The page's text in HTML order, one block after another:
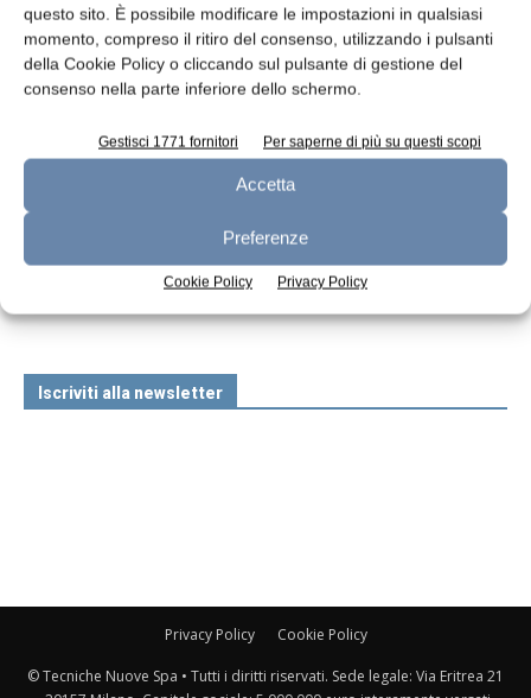
questo sito. È possibile modificare le impostazioni in qualsiasi
momento, compreso il ritiro del consenso, utilizzando i pulsanti
della Cookie Policy o cliccando sul pulsante di gestione del
consenso nella parte inferiore dello schermo.
Gestisci 1771 fornitori Per saperne di più su questi scopi
Accetta
Preferenze
Cookie Policy Privacy Policy
Edicola Web
Iscriviti alla newsletter
Privacy Policy Cookie Policy
© Tecniche Nuove Spa • Tutti i diritti riservati. Sede legale: Via Eritrea 21